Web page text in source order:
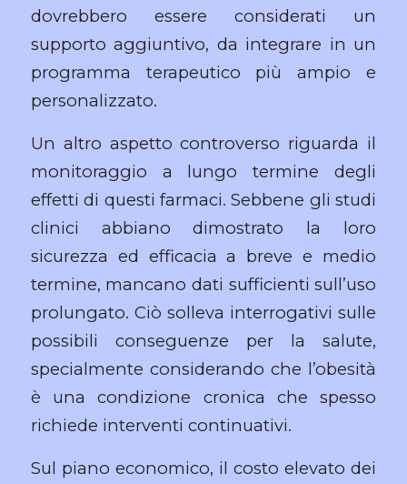
dovrebbero essere considerati un
supporto aggiuntivo, da integrare in un
programma terapeutico più ampio e
personalizzato.
Un altro aspetto controverso riguarda il
monitoraggio a lungo termine degli
effetti di questi farmaci. Sebbene gli studi
clinici abbiano dimostrato la loro
sicurezza ed efficacia a breve e medio
termine, mancano dati sufficienti sull’uso
prolungato. Ciò solleva interrogativi sulle
possibili conseguenze per la salute,
specialmente considerando che l’obesità
è una condizione cronica che spesso
richiede interventi continuativi.
Sul piano economico, il costo elevato dei